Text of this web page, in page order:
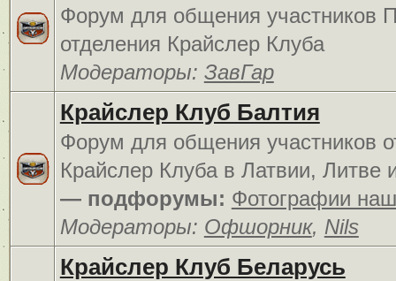
Форум для общения участников
отделения Крайслер Клуба
Модераторы: ЗавГар
Крайслер Клуб Балтия
Форум для общения участников
Крайслер Клуба в Латвии, Литве
— подфорумы: Фотографии
Модераторы: Офшорник, Nils
Крайслер Клуб Беларусь